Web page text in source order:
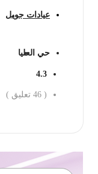
عيادات جويل
حي العليا
4.3
46 تعليق )